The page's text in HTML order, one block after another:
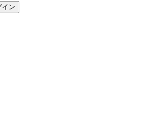
イン